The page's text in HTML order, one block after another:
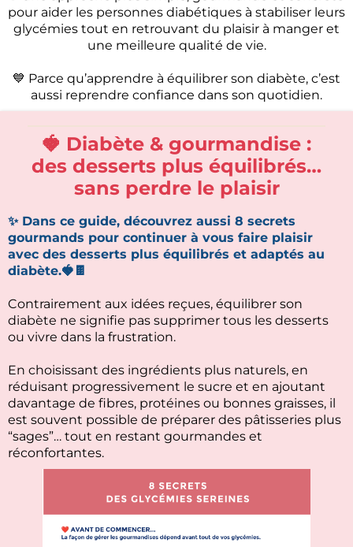
pour aider les personnes diabétiques à stabiliser leurs
glycémies tout en retrouvant du plaisir à manger et
une meilleure qualité de vie.
💙 Parce qu’apprendre à équilibrer son diabète, c’est
aussi reprendre confiance dans son quotidien.
🍓 Diabète & gourmandise :
des desserts plus équilibrés…
sans perdre le plaisir
✨ Dans ce guide, découvrez aussi 8 secrets
gourmands pour continuer à vous faire plaisir
avec des desserts plus équilibrés et adaptés au
diabète.🍓🍫
Contrairement aux idées reçues, équilibrer son
diabète ne signifie pas supprimer tous les desserts
ou vivre dans la frustration.
En choisissant des ingrédients plus naturels, en
réduisant progressivement le sucre et en ajoutant
davantage de fibres, protéines ou bonnes graisses, il
est souvent possible de préparer des pâtisseries plus
“sages”… tout en restant gourmandes et
réconfortantes.